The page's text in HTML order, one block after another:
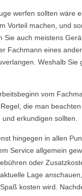
werfen sollten wäre
Vorteil machen, und
Sie auch meistens
Fachmann eines
Weshalb
vom
die man
erkundigen sollten.
hingegen in allen
Service allgemein
oder
Lage
kosten wird.